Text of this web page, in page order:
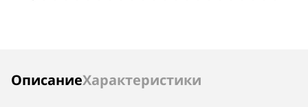
ОписаниеХарактеристики
Инструкции